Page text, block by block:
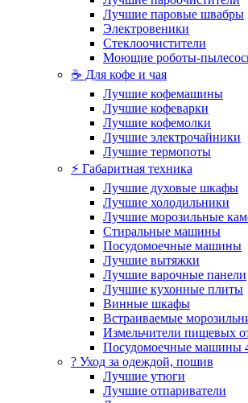
Лучшие паровые швабры
Электровеники
Стеклоочистители
Моющие роботы-
☕ Для кофе и чая
Лучшие кофемашины
Лучшие кофеварки
Лучшие кофемолки
Лучшие электрочайники
Лучшие термопоты
⚡ Габаритная техника
Лучшие духовые шкафы
Лучшие холодильники
Лучшие морозильные
Стиральные машины
Посудомоечные машины
Лучшие вытяжки
Лучшие варочные панели
Лучшие кухонные плиты
Винные шкафы
Встраиваемые
Измельчители пищевых
Посудомоечные машины
? Уход за одеждой, пошив
Лучшие утюги
Лучшие отпариватели